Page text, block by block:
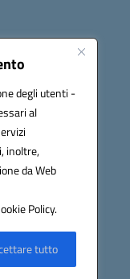
degli utenti -
al
inoltre,
da Web
Policy.
tutto